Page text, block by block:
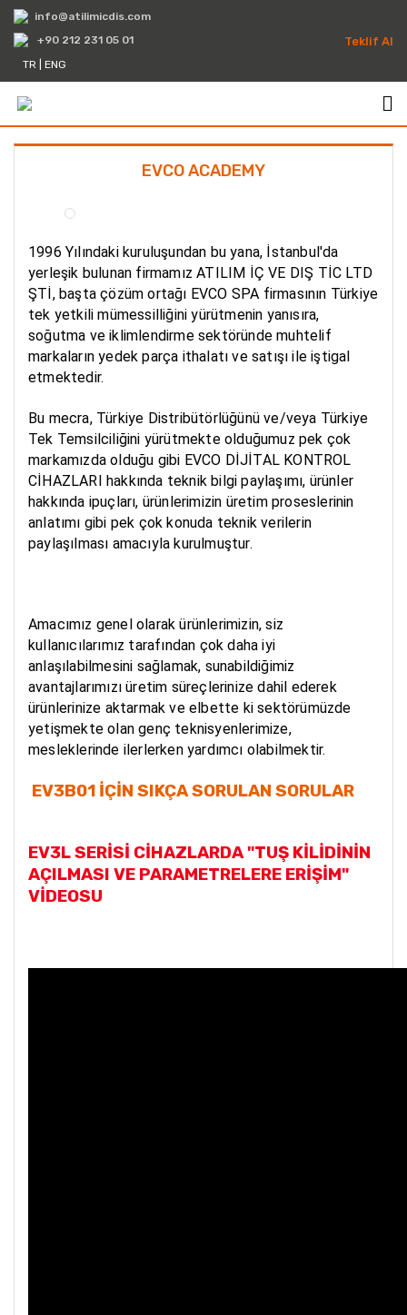
info@atilimicdis.com
+90 212 231 05 01
TR
ENG
Teklif Al
EVCO ACADEMY
1996 Yılındaki kuruluşundan bu yana, İstanbul'da
yerleşik bulunan firmamız ATILIM İÇ VE DIŞ TİC LTD
ŞTİ, başta çözüm ortağı EVCO SPA firmasının Türkiye
tek yetkili mümessilliğini yürütmenin yanısıra,
soğutma ve iklimlendirme sektöründe muhtelif
markaların yedek parça ithalatı ve satışı ile iştigal
etmektedir.
Bu mecra, Türkiye Distribütörlüğünü ve/veya Türkiye
Tek Temsilciliğini yürütmekte olduğumuz pek çok
markamızda olduğu gibi EVCO DİJİTAL KONTROL
CİHAZLARI hakkında teknik bilgi paylaşımı, ürünler
hakkında ipuçları, ürünlerimizin üretim proseslerinin
anlatımı gibi pek çok konuda teknik verilerin
paylaşılması amacıyla kurulmuştur.
Amacımız genel olarak ürünlerimizin, siz
kullanıcılarımız tarafından çok daha iyi
anlaşılabilmesini sağlamak, sunabildiğimiz
avantajlarımızı üretim süreçlerinize dahil ederek
ürünlerinize aktarmak ve elbette ki sektörümüzde
yetişmekte olan genç teknisyenlerimize,
mesleklerinde ilerlerken yardımcı olabilmektir.
EV3B01 İÇİN SIKÇA SORULAN SORULAR
EV3L SERİSİ CİHAZLARDA "TUŞ KİLİDİNİN
AÇILMASI VE PARAMETRELERE ERİŞİM"
VİDEOSU